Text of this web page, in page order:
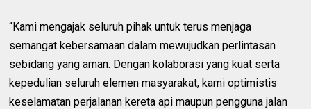
“Kami mengajak seluruh pihak untuk terus menjaga
semangat kebersamaan dalam mewujudkan perlintasan
sebidang yang aman. Dengan kolaborasi yang kuat serta
kepedulian seluruh elemen masyarakat, kami optimistis
keselamatan perjalanan kereta api maupun pengguna jalan